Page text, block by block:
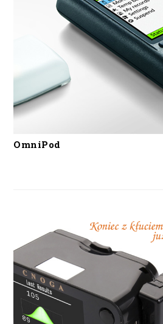
OmniPod